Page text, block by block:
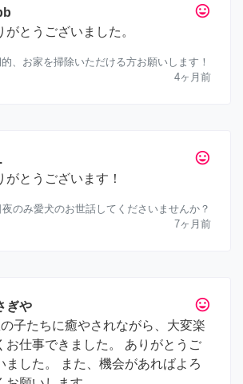
tag_faces
がとうございました。
、お家を掃除いただける方お願いします！
4ヶ月前
tag_faces
がとうございます！
夜のみ愛犬のお世話してくださいませんか？
7ヶ月前
tag_faces
ぎや
子たちに癒やされながら、大変楽
お仕事できました。 ありがとうご
ました。 また、機会があればよろ